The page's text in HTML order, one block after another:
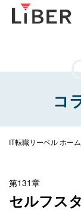
コ
IT転職リーベル ホーム
第131章
セルフス